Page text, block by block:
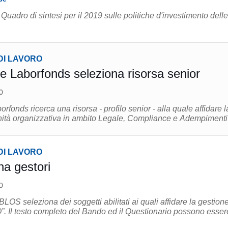
di sintesi per il 2019 sulle politiche d'investimento delle
LAVORO
Laborfonds seleziona risorsa senior
ricerca una risorsa - profilo senior - alla quale affidare
organizzativa in ambito Legale, Compliance e Adempimenti
LAVORO
gestori
seleziona dei soggetti abilitati ai quali affidare la